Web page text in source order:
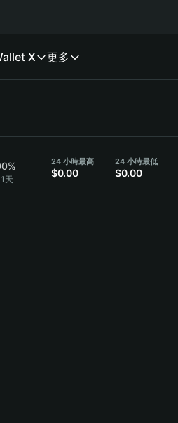
X 更多
1天
24 小時最高
$0.00
24 小時最低
$0.00